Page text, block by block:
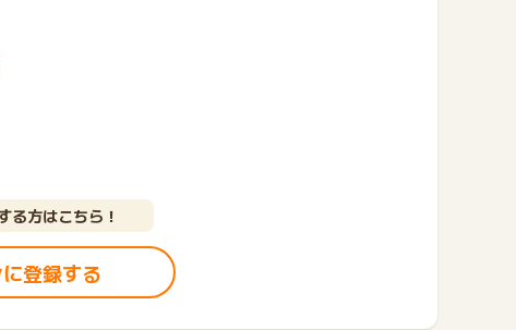
る方はこちら！
登録する